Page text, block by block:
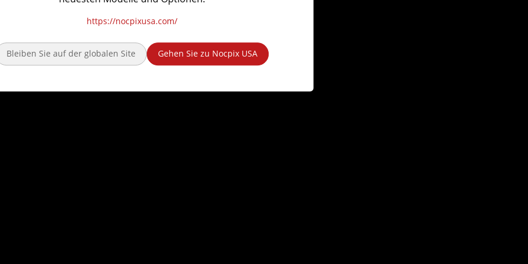
https://nocpixusa.com/
Bleiben Sie auf der globalen Site Gehen Sie zu Nocpix USA